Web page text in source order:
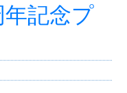
記念プ